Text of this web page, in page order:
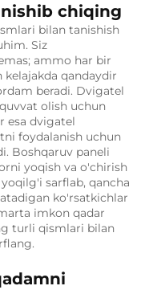
chiqing
bilan tanishish
Siz
ammo har bir
qandaydir
beradi. Dvigatel
olish uchun
esa dvigatel
foydalanish uchun
Boshqaruv paneli
yoqish va o'chirish
sarflab, qancha
ko'rsatkichlar
imkon qadar
turli qismlari bilan